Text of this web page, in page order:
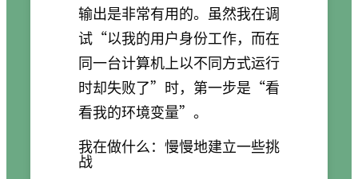
输出是非常有用的。虽然我在调
试“以我的用户身份工作，而在
同一台计算机上以不同方式运行
时却失败了”时，第一步是“看
看我的环境变量”。
我在做什么：慢慢地建立一些挑
战